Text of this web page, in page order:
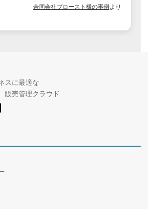
合同会社プロースト様の事例より
スに最適な
販売管理クラウド